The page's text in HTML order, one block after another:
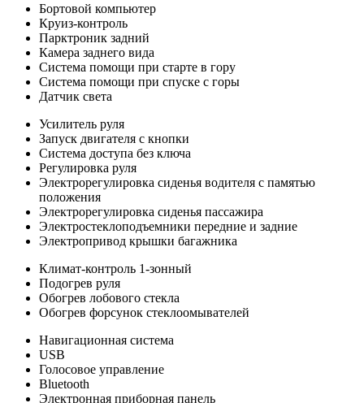
Бортовой компьютер
Круиз-контроль
Парктроник задний
Камера заднего вида
Система помощи при старте в гору
Система помощи при спуске с горы
Датчик света
Усилитель руля
Запуск двигателя с кнопки
Система доступа без ключа
Регулировка руля
Электрорегулировка сиденья водителя с памятью
положения
Электрорегулировка сиденья пассажира
Электростеклоподъемники передние и задние
Электропривод крышки багажника
Климат-контроль 1-зонный
Подогрев руля
Обогрев лобового стекла
Обогрев форсунок стеклоомывателей
Навигационная система
USB
Голосовое управление
Bluetooth
Электронная приборная панель